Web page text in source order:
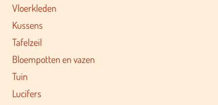
Vloerkleden
Kussens
Tafelzeil
Bloempotten en vazen
Tuin
Lucifers